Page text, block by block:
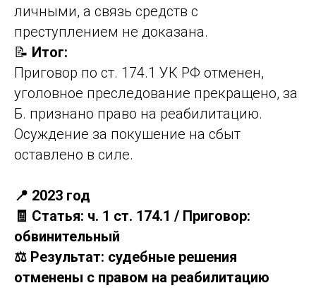
личными, а связь средств с
преступлением не доказана.
📝 Итог:
Приговор по ст. 174.1 УК РФ отменен,
уголовное преследование прекращено, за
Б. признано право на реабилитацию.
Осуждение за покушение на сбыт
оставлено в силе.
📍 2023 год
🧾 Статья: ч. 1 ст. 174.1 / Приговор:
обвинительный
⚖️ Результат: судебные решения
отменены с правом на реабилитацию